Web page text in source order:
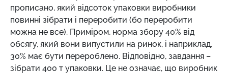
прописано, який відсоток упаковки виробники
повинні зібрати і переробити (бо переробити
можна не все). Приміром, норма збору 40% від
обсягу, який вони випустили на ринок, і наприклад,
30% має бути перероблено. Відповідно, завдання –
зібрати 400 т упаковки. Це не означає, що виробник